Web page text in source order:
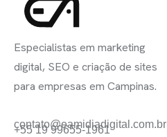
Especialistas em marketing
digital, SEO e criação de sites
para empresas em Campinas.
contato@eamidiadigital.com.br
+55 19 99655-1961